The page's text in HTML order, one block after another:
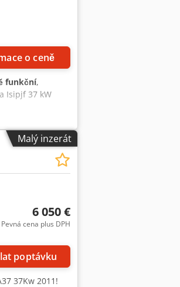
o ceně
funkční,
Isipjf 37 kW
Malý inzerát
6 050 €
Pevná cena plus DPH
poptávku
37Kw 2011!